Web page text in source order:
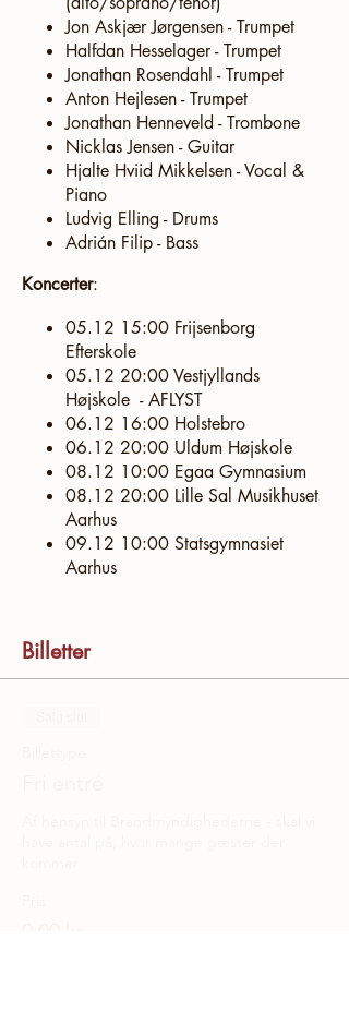
Jon Askjær Jørgensen - Trumpet
Halfdan Hesselager - Trumpet
Jonathan Rosendahl - Trumpet
Anton Hejlesen - Trumpet
Jonathan Henneveld - Trombone
Nicklas Jensen - Guitar
Hjalte Hviid Mikkelsen - Vocal &
Piano
Ludvig Elling - Drums
Adrián Filip - Bass
Koncerter:
05.12 15:00 Frijsenborg
Efterskole
05.12 20:00 Vestjyllands
Højskole - AFLYST
06.12 16:00 Holstebro
06.12 20:00 Uldum Højskole
08.12 10:00 Egaa Gymnasium
08.12 20:00 Lille Sal Musikhuset
Aarhus
09.12 10:00 Statsgymnasiet
Aarhus
Billetter